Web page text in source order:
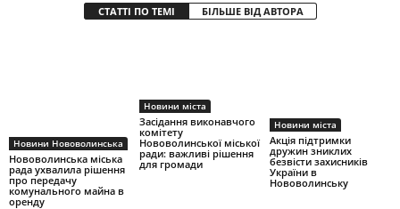
СТАТТІ ПО ТЕМІ БІЛЬШЕ ВІД АВТОРА
Новини Нововолинська
Нововолинська міська
рада ухвалила рішення
про передачу
комунального майна в
оренду
Новини міста
Засідання виконавчого
комітету
Нововолинської міської
ради: важливі рішення
для громади
Новини міста
Акція підтримки
дружин зниклих
безвісти захисників
України в
Нововолинську